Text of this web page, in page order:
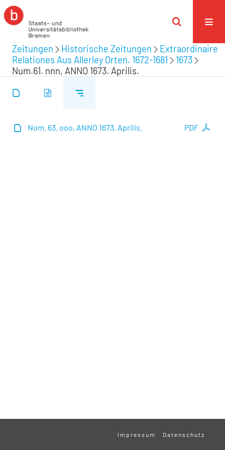
Zeitungen Historische Zeitungen
Extraordinaire
Relationes Aus Allerley Orten. 1672-1681
1673
Num.61. nnn, ANNO 1673. Aprilis.
PDF
Nom. 63. ooo, ANNO 1673. Aprilis.
Impressum Datenschutz